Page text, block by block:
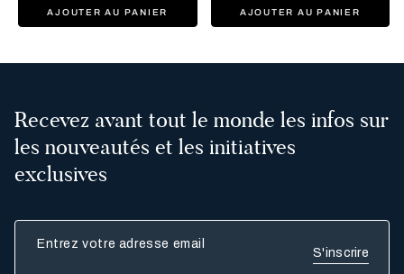
AJOUTER AU PANIER AJOUTER AU PANIER
Recevez avant tout le monde les infos sur
les nouveautés et les initiatives
exclusives